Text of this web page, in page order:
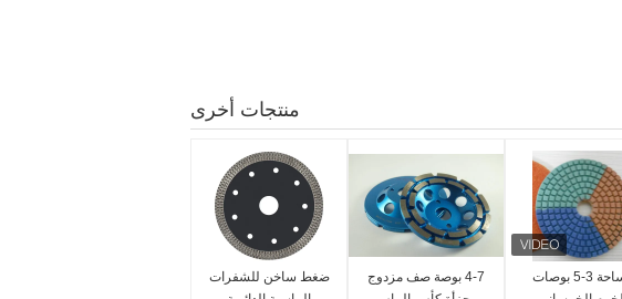
منتجات أخرى
ضغط ساخن للشفرات
4-7 بوصة صف مزدوج
مساحة 3-5 بوصات